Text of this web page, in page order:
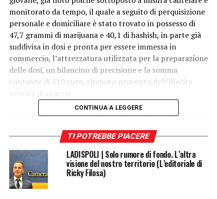
monitorato da tempo, il quale a seguito di perquisizione
personale e domiciliare è stato trovato in possesso di
47,7 grammi di marijuana e 40,1 di hashish, in parte già
suddivisa in dosi e pronta per essere immessa in
commercio, l’attrezzatura utilizzata per la preparazione
delle dosi, un bilancino di precisione e la somma
contante di 510 euro, ritenuto provento dell’illecita
Tutto il materiale rinvenuto è stato sequestrato mentre
domicilio sottoposto alla misura degli arresti domiciliari
a disposizione dell’Autorità Giudiziaria.
Post Views:
CONTINUA A LEGGERE
TI POTREBBE PIACERE
LADISPOLI | Solo rumore di fondo. L’altra
visione del nostro territorio (L’editoriale di
Ricky Filosa)